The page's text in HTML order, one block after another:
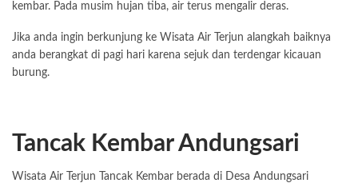
kembar. Pada musim hujan tiba, air terus mengalir deras.
Jika anda ingin berkunjung ke Wisata Air Terjun alangkah baiknya
anda berangkat di pagi hari karena sejuk dan terdengar kicauan
burung.
Tancak Kembar Andungsari
Wisata Air Terjun Tancak Kembar berada di Desa Andungsari